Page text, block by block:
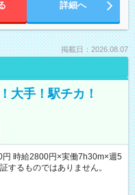
詳細へ
掲載日：2026.08.07
大手！駅チカ！
時給2800円×実働7h30m×週5
るものではありません。